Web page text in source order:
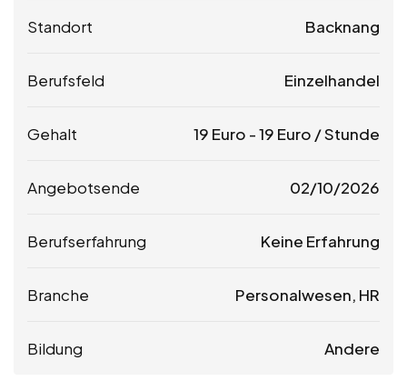
Standort Backnang
Berufsfeld Einzelhandel
Gehalt 19 Euro -19 Euro / Stunde
Angebotsende 02/10/2026
Berufserfahrung Keine Erfahrung
Branche Personalwesen, HR
Bildung Andere